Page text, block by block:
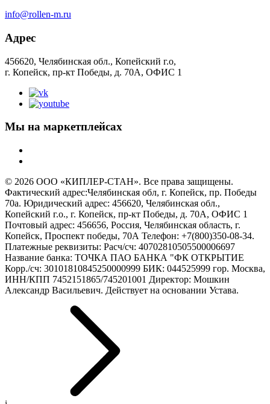
info@rollen-m.ru
Адрес
456620, Челябинская обл., Копейский г.о,
г. Копейск, пр-кт Победы, д. 70А, ОФИС 1
Мы на маркетплейсах
© 2026 ООО «КИПЛЕР-СТАН». Все права защищены.
Фактический адрес:Челябинская обл, г. Копейск, пр. Победы
70а. Юридический адрес: 456620, Челябинская обл.,
Копейский г.о., г. Копейск, пр-кт Победы, д. 70А, ОФИС 1
Почтовый адрес: 456656, Россия, Челябинская область, г.
Копейск, Проспект победы, 70А Телефон: +7(800)350-08-34.
Платежные реквизиты: Расч/сч: 40702810505500006697
Название банка: ТОЧКА ПАО БАНКА "ФК ОТКРЫТИЕ
Корр./сч: 30101810845250000999 БИК: 044525999 гор. Москва,
ИНН/КПП 7452151865/745201001 Директор: Мошкин
Александр Васильевич. Действует на основании Устава.